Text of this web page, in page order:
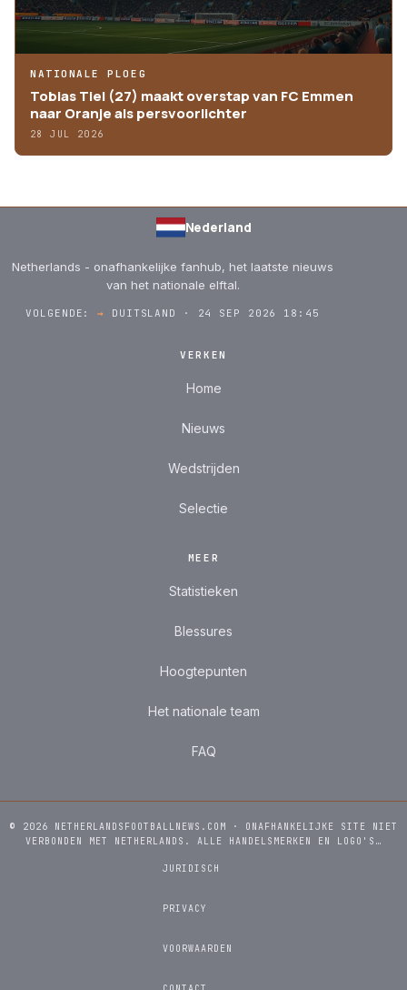
NATIONALE PLOEG
Tobias Tiel (27) maakt overstap van FC Emmen
naar Oranje als persvoorlichter
28 JUL 2026
Nederland
Netherlands - onafhankelijke fanhub, het laatste nieuws
van het nationale elftal.
VOLGENDE:→ DUITSLAND · 24 SEP 2026 18:45
VERKEN
Home
Nieuws
Wedstrijden
Selectie
MEER
Statistieken
Blessures
Hoogtepunten
Het nationale team
FAQ
© 2026 NETHERLANDSFOOTBALLNEWS.COM · ONAFHANKELIJKE SITE NIET
VERBONDEN MET NETHERLANDS. ALLE HANDELSMERKEN EN LOGO'S…
JURIDISCH
PRIVACY
VOORWAARDEN